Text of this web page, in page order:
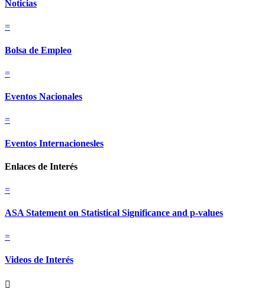
Noticias
=
Bolsa de Empleo
=
Eventos Nacionales
=
Eventos Internacionesles
Enlaces de Interés
=
ASA Statement on Statistical Significance and p-values
=
Videos de Interés
